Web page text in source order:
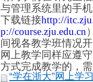
与管理系统里的手
下载链接http://
p://course.zju.edu.cn
间视各教学班情况开
网上教学同样应遵
方式完成教学的，
“学在浙大”网上学